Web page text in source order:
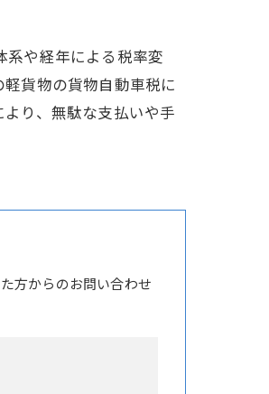
系や経年による税率変
貨物の貨物自動車税に
り、無駄な支払いや手
方からのお問い合わせ